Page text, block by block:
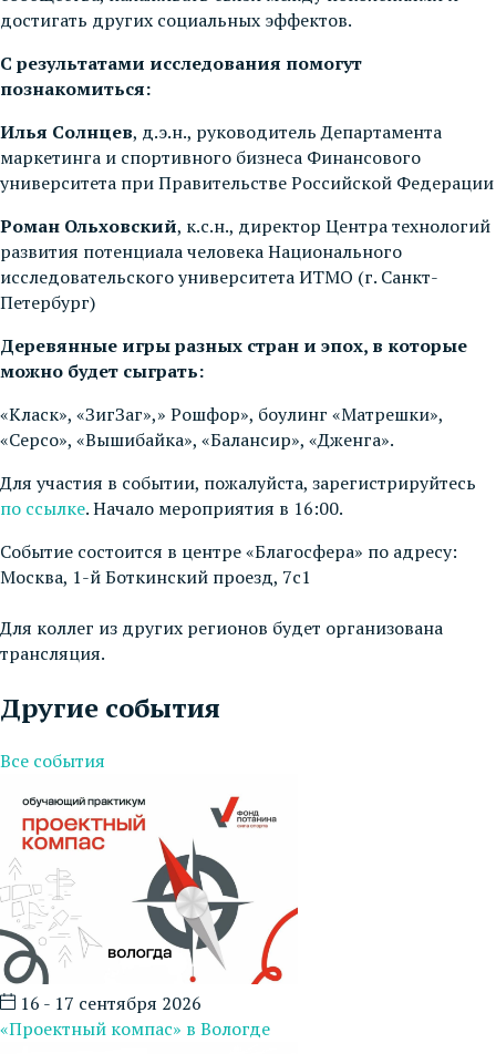
достигать других социальных эффектов.
С результатами исследования помогут
познакомиться:
Илья Солнцев, д.э.н., руководитель Департамента
маркетинга и спортивного бизнеса Финансового
университета при Правительстве Российской Федерации
Роман Ольховский, к.с.н., директор Центра технологий
развития потенциала человека Национального
исследовательского университета ИТМО (г. Санкт-
Петербург)
Деревянные игры разных стран и эпох, в которые
можно будет сыграть:
«Класк», «ЗигЗаг»,» Рошфор», боулинг «Матрешки»,
«Серсо», «Вышибайка», «Балансир», «Дженга».
Для участия в событии, пожалуйста, зарегистрируйтесь
по ссылке. Начало мероприятия в 16:00.
Событие состоится в центре «Благосфера» по адресу:
Москва, 1-й Боткинский проезд, 7с1
Для коллег из других регионов будет организована
трансляция.
Другие события
Все события
16 - 17 сентября 2026
«Проектный компас» в Вологде